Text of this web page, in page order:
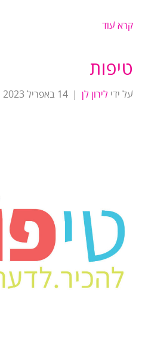
קרא עוד
טיפות
על ידי לירון לן 14 באפריל 2023